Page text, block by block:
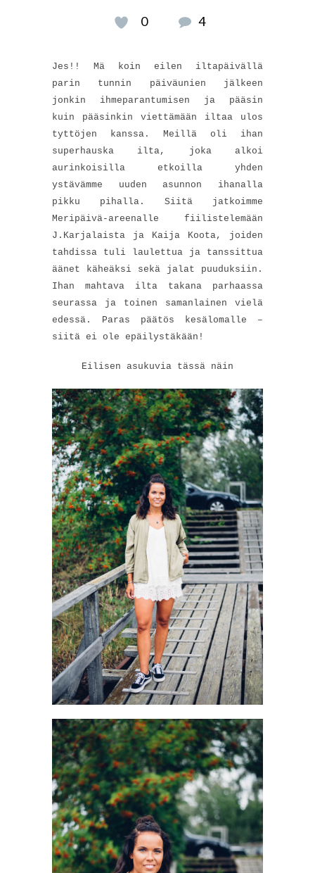
0 4
Jes!! Mä koin eilen iltapäivällä
parin tunnin päiväunien jälkeen
jonkin ihmeparantumisen ja pääsin
kuin pääsinkin viettämään iltaa ulos
tyttöjen kanssa. Meillä oli ihan
superhauska ilta, joka alkoi
aurinkoisilla etkoilla yhden
ystävämme uuden asunnon ihanalla
pikku pihalla. Siitä jatkoimme
Meripäivä-areenalle fiilistelemään
J.Karjalaista ja Kaija Koota, joiden
tahdissa tuli laulettua ja tanssittua
äänet käheäksi sekä jalat puuduksiin.
Ihan mahtava ilta takana parhaassa
seurassa ja toinen samanlainen vielä
edessä. Paras päätös kesälomalle –
siitä ei ole epäilystäkään!
Eilisen asukuvia tässä näin